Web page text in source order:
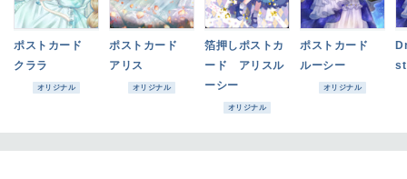
ポストカード
クララ
オリジナル
ポストカード
アリス
オリジナル
箔押しポストカ
ード アリスル
ーシー
オリジナル
ポストカード
ルーシー
オリジナル